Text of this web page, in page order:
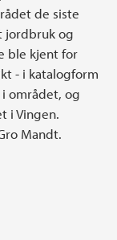
de siste
jordbruk og
ble kjent for
- i katalogform
området, og
i Vingen.
Mandt.